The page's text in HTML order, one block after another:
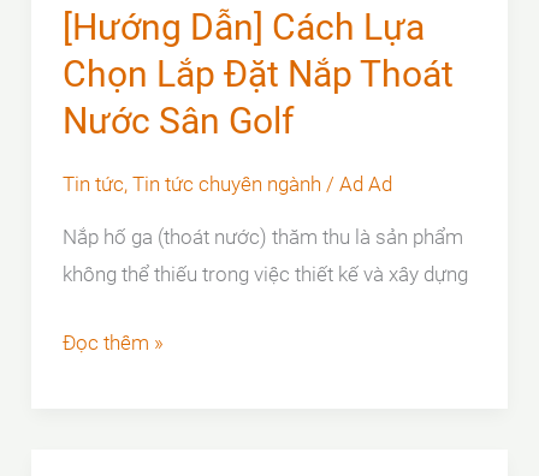
việc
nắp
hố
ga
sét?
Cách
chặn
[Hướng Dẫn] Cách Lựa
Chọn Lắp Đặt Nắp Thoát
Nước Sân Golf
Tin tức, Tin tức chuyên ngành / Ad Ad
Nắp hố ga (thoát nước) thăm thu là sản phẩm
không thể thiếu trong việc thiết kế và xây dựng
[Hướng
Đọc thêm »